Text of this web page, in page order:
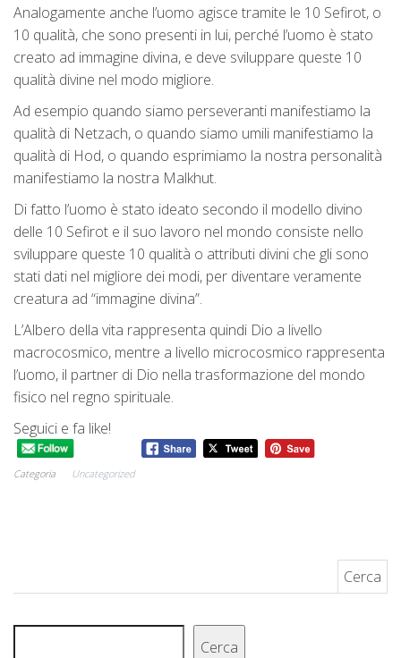
Analogamente anche l’uomo agisce tramite le 10 Sefirot, o
10 qualità, che sono presenti in lui, perché l’uomo è stato
creato ad immagine divina, e deve sviluppare queste 10
qualità divine nel modo migliore.
Ad esempio quando siamo perseveranti manifestiamo la
qualità di Netzach, o quando siamo umili manifestiamo la
qualità di Hod, o quando esprimiamo la nostra personalità
manifestiamo la nostra Malkhut.
Di fatto l’uomo è stato ideato secondo il modello divino
delle 10 Sefirot e il suo lavoro nel mondo consiste nello
sviluppare queste 10 qualità o attributi divini che gli sono
stati dati nel migliore dei modi, per diventare veramente
creatura ad “immagine divina”.
L’Albero della vita rappresenta quindi Dio a livello
macrocosmico, mentre a livello microcosmico rappresenta
l’uomo, il partner di Dio nella trasformazione del mondo
fisico nel regno spirituale.
Seguici e fa like!
Categoria Uncategorized
Cerca